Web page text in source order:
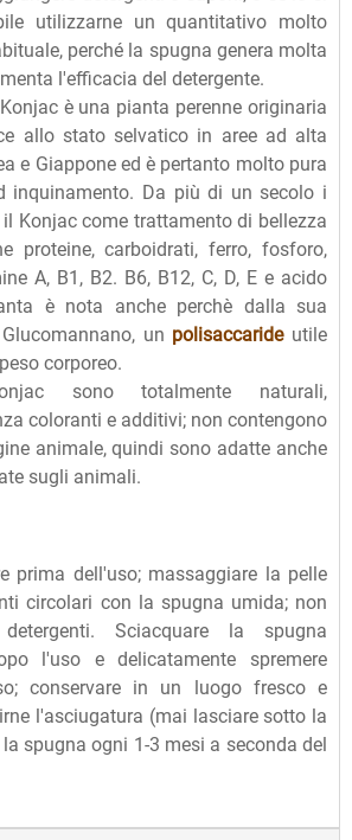
utilizzarne un quantitativo molto
perché la spugna genera molta
l'efficacia del detergente.
è una pianta perenne originaria
allo stato selvatico in aree ad alta
e Giappone ed è pertanto molto pura
inquinamento. Da più di un secolo i
Konjac come trattamento di bellezza
proteine, carboidrati, ferro, fosforo,
A, B1, B2. B6, B12, C, D, E e acido
è nota anche perchè dalla sua
un polisaccarideutile
corporeo.
sono totalmente naturali,
coloranti e additivi; non contengono
animale, quindi sono adatte anche
sugli animali.
prima dell'uso; massaggiare la pelle
circolari con la spugna umida; non
Sciacquare la spugna
l'uso e delicatamente spremere
conservare in un luogo fresco e
l'asciugatura (mai lasciare sotto la
spugna ogni 1-3 mesi a seconda del